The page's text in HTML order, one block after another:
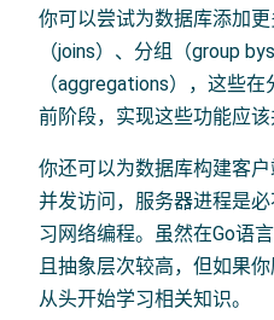
你可以尝试为数据库添加
（joins）、分组（group
（aggregations），这些
前阶段，实现这些功能应该
你还可以为数据库构建客
并发访问，服务器进程是
习网络编程。虽然在Go语
且抽象层次较高，但如果
从头开始学习相关知识。